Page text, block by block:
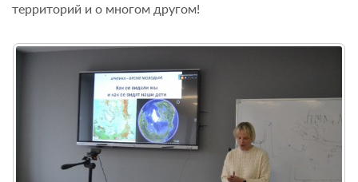
территорий и о многом другом!